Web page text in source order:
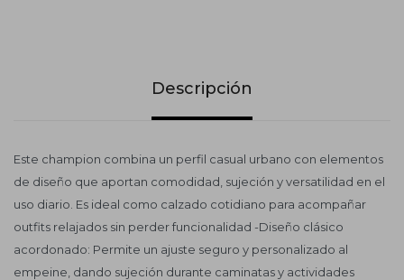
Descripción
Este champion combina un perfil casual urbano con elementos
de diseño que aportan comodidad, sujeción y versatilidad en el
uso diario. Es ideal como calzado cotidiano para acompañar
outfits relajados sin perder funcionalidad -Diseño clásico
acordonado: Permite un ajuste seguro y personalizado al
empeine, dando sujeción durante caminatas y actividades